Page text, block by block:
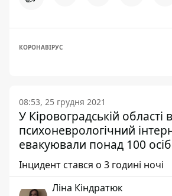
КОРОНАВІРУС
08:53, 25 грудня 2021
У Кіровоградській області
психоневрологічний
евакуювали понад 100 осіб
Інцидент стався о 3 годині ночі
Ліна Кіндратюк